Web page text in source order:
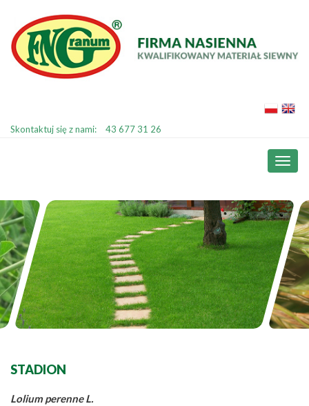
Skontaktuj się z nami: 43 677 31 26
STADION
Lolium perenne L.